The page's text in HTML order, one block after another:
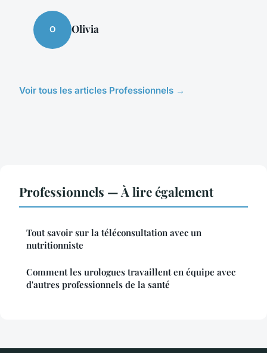
O Olivia
Voir tous les articles Professionnels →
Professionnels — À lire également
Tout savoir sur la téléconsultation avec un
nutritionniste
Comment les urologues travaillent en équipe avec
d'autres professionnels de la santé